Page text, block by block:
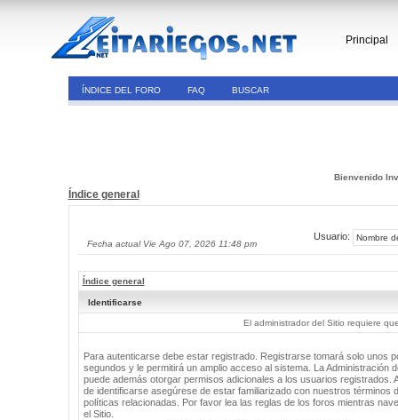
Principal
ÍNDICE DEL FORO FAQ BUSCAR
Bienvenido
Índice general
Fecha actual Vie Ago 07, 2026 11:48 pm
Usuario:
Índice general
Identificarse
El administrador del Sitio requiere
Para autenticarse debe estar registrado. Registrarse tomará solo unos
segundos y le permitirá un amplio acceso al sistema. La Administración
puede además otorgar permisos adicionales a los usuarios registrados.
de identificarse asegúrese de estar familiarizado con nuestros términos
políticas relacionadas. Por favor lea las reglas de los foros mientras
el Sitio.